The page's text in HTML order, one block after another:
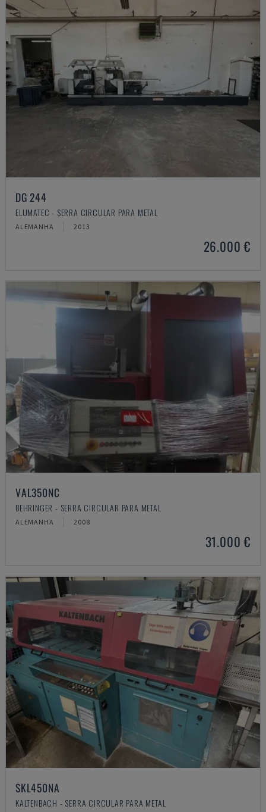
DG 244
ELUMATEC - SERRA CIRCULAR PARA METAL
ALEMANHA 2013
26.000 €
VAL350NC
BEHRINGER - SERRA CIRCULAR PARA METAL
ALEMANHA 2008
31.000 €
SKL450NA
KALTENBACH - SERRA CIRCULAR PARA METAL